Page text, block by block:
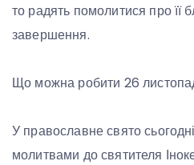
то радять помолитися про її
завершення.
Що можна робити 26
У православне свято
молитвами до святителя